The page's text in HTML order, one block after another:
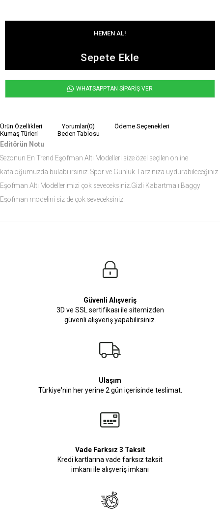
WHATSAPPTAN SİPARİŞ VER
Ürün Özellikleri Yorumlar(0)
Ödeme Seçenekleri
Kumaş Türleri
Beden Tablosu
Editörün Notu
Sezonun En Trend Eşofman Altı Modelleri size özel seçilen online
kataloğumuzda bulabilirsiniz. Spor ve Günlük Tarzınıza uydurabileceğiniz
Eşofman Altı Modellerimizi çok seveceksiniz.Gizli Kabartmalı Baggy
Eşofman modelini siz de çok seveceksiniz.
Manken Bedenleri Üst Grup M, Alt Grup 33 Beden ( Medium )
Güvenli Alışveriş
3D ve SSL sertifikası ile sitemizden
güvenli alışveriş yapabilirsiniz.
Ulaşım
Türkiye'nin her yerine 2 gün içerisinde teslimat.
Vade Farksız 3 Taksit
Kredi kartlarına vade farksız taksit
imkanı ile alışveriş imkanı